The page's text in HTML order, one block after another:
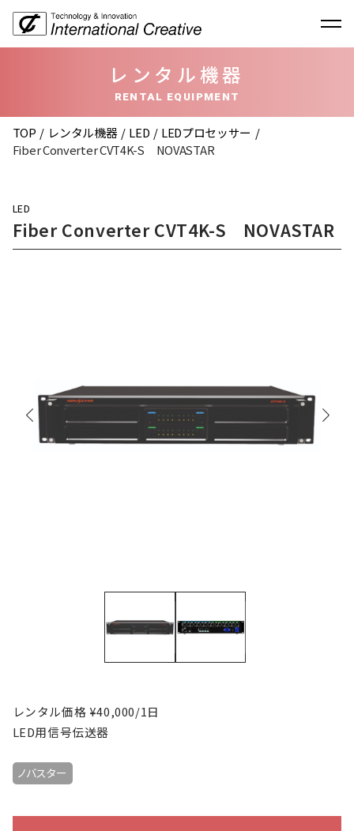
レンタル機器
RENTAL EQUIPMENT
TOP レンタル機器 LED
LEDプロセッサー
Fiber Converter CVT4K-S NOVASTAR
LED
Fiber Converter CVT4K-S NOVASTAR
レンタル価格 ¥40,000/1日
LED用信号伝送器
ノバスター